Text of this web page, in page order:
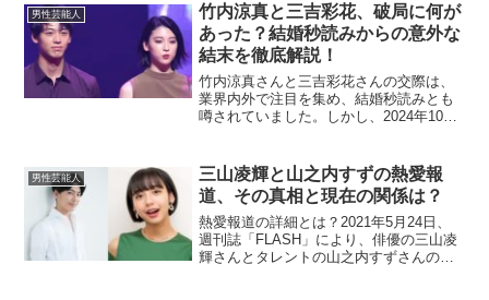
男性芸能人
竹内涼真と三吉彩花、破局に何が
あった？結婚秒読みからの意外な
結末を徹底解説！
竹内涼真さんと三吉彩花さんの交際は、
業界内外で注目を集め、結婚秒読みとも
噂されていました。しかし、2024年10月
の記事では、2人が破局に至った背景や、
それぞれの現在の...
男性芸能人
三山凌輝と山之内すずの熱愛報
道、その真相と現在の関係は？
熱愛報道の詳細とは？2021年5月24日、
週刊誌「FLASH」により、俳優の三山凌
輝さんとタレントの山之内すずさんの熱